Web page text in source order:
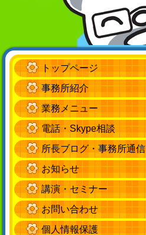
トップページ
事務所紹介
業務メニュー
電話・Skype相談
所長ブログ・事務所通信
お知らせ
講演・セミナー
お問い合わせ
個人情報保護